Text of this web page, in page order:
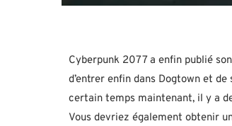
Cyberpunk 2077 a enfin publié
d’entrer enfin dans Dogtown et
certain temps maintenant, il y a
Vous devriez également obtenir